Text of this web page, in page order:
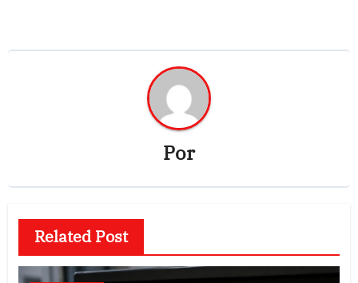
Por
Related Post